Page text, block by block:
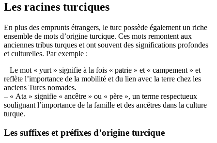
Les racines turciques
En plus des emprunts étrangers, le turc possède également un riche
ensemble de mots d’origine turcique. Ces mots remontent aux
anciennes tribus turques et ont souvent des significations profondes
et culturelles. Par exemple :
– Le mot « yurt » signifie à la fois « patrie » et « campement » et
reflète l’importance de la mobilité et du lien avec la terre chez les
anciens Turcs nomades.
– « Ata » signifie « ancêtre » ou « père », un terme respectueux
soulignant l’importance de la famille et des ancêtres dans la culture
turque.
Les suffixes et préfixes d’origine turcique